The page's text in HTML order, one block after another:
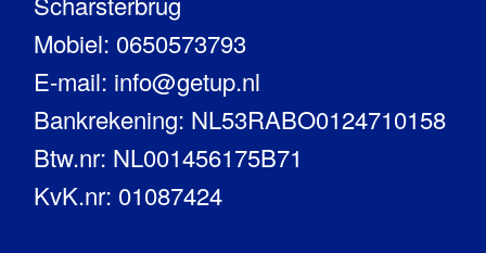
Mobiel: 0650573793
E-mail: info@getup.nl
Bankrekening: NL53RABO0124710158
Btw.nr: NL001456175B71
KvK.nr: 01087424